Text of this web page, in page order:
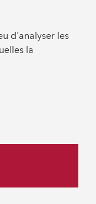
d'analyser les
la